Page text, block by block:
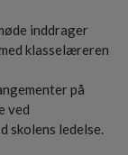
inddrager
klasselæreren
på
ved
skolens ledelse.